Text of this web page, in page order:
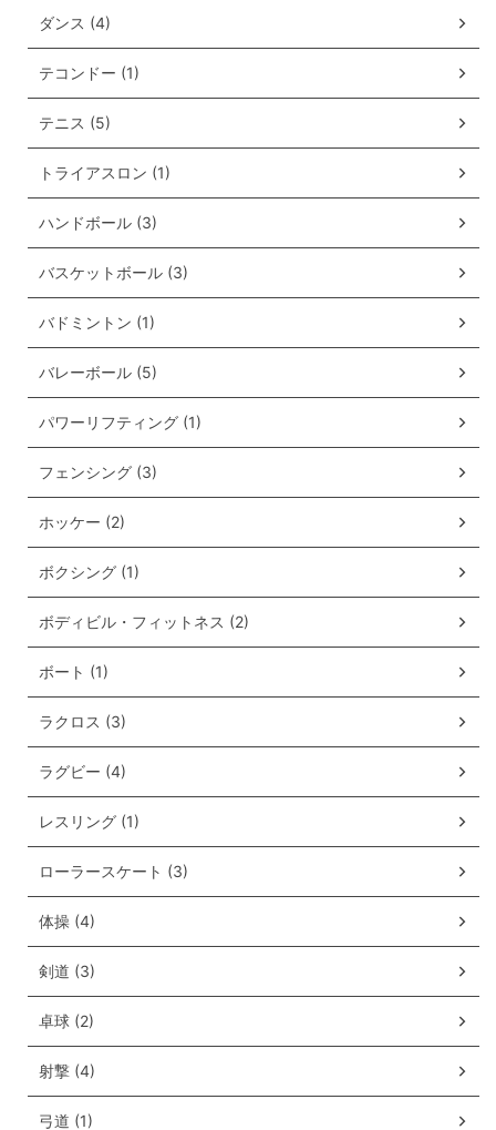
ダンス (4)
テコンドー (1)
テニス (5)
トライアスロン (1)
ハンドボール (3)
バスケットボール (3)
バドミントン (1)
バレーボール (5)
パワーリフティング (1)
フェンシング (3)
ホッケー (2)
ボクシング (1)
ボディビル・フィットネス (2)
ボート (1)
ラクロス (3)
ラグビー (4)
レスリング (1)
ローラースケート (3)
体操 (4)
剣道 (3)
卓球 (2)
射撃 (4)
弓道 (1)